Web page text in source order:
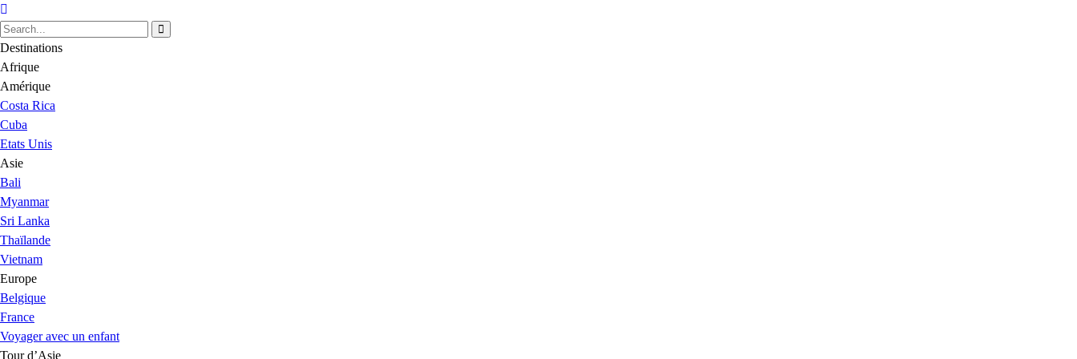
Destinations
Afrique
Amérique
Costa Rica
Cuba
Etats Unis
Asie
Bali
Myanmar
Sri Lanka
Thaïlande
Vietnam
Europe
Belgique
France
Voyager avec un enfant
Tour d’Asie